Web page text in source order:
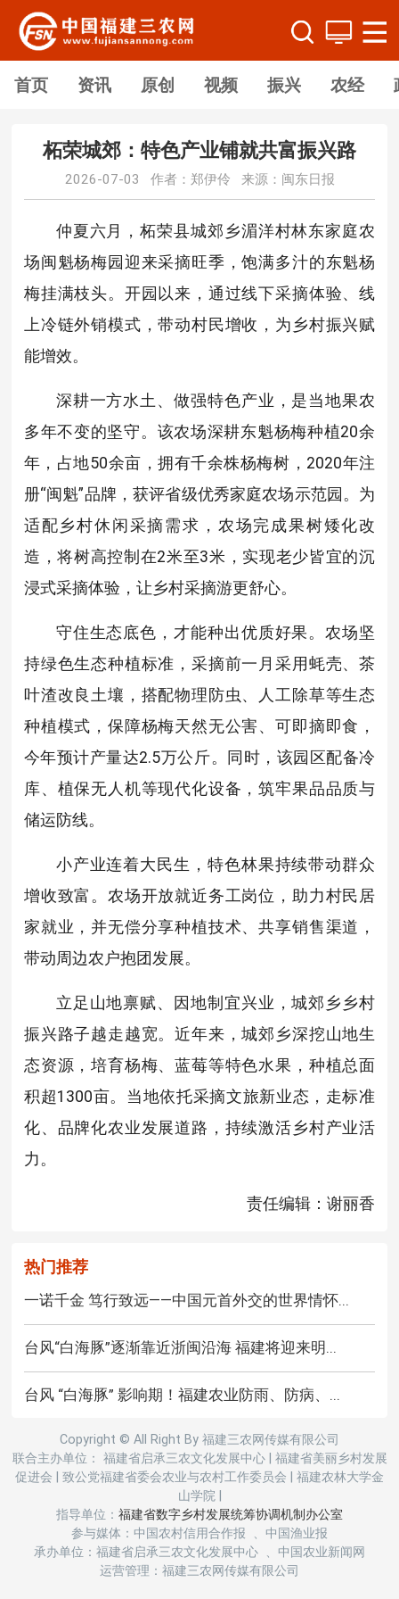
首页 资讯 原创 视频 振兴 农经
柘荣城郊：特色产业铺就共富振兴路
2026-07-03 作者：郑伊伶 来源：闽东日报
仲夏六月，柘荣县城郊乡湄洋村林东家庭农
场闽魁杨梅园迎来采摘旺季，饱满多汁的东魁杨
梅挂满枝头。开园以来，通过线下采摘体验、线
上冷链外销模式，带动村民增收，为乡村振兴赋
能增效。
深耕一方水土、做强特色产业，是当地果农
多年不变的坚守。该农场深耕东魁杨梅种植20余
年，占地50余亩，拥有千余株杨梅树，2020年注
册“闽魁”品牌，获评省级优秀家庭农场示范园。为
适配乡村休闲采摘需求，农场完成果树矮化改
造，将树高控制在2米至3米，实现老少皆宜的沉
浸式采摘体验，让乡村采摘游更舒心。
守住生态底色，才能种出优质好果。农场坚
持绿色生态种植标准，采摘前一月采用蚝壳、茶
叶渣改良土壤，搭配物理防虫、人工除草等生态
种植模式，保障杨梅天然无公害、可即摘即食，
今年预计产量达2.5万公斤。同时，该园区配备冷
库、植保无人机等现代化设备，筑牢果品品质与
储运防线。
小产业连着大民生，特色林果持续带动群众
增收致富。农场开放就近务工岗位，助力村民居
家就业，并无偿分享种植技术、共享销售渠道，
带动周边农户抱团发展。
立足山地禀赋、因地制宜兴业，城郊乡乡村
振兴路子越走越宽。近年来，城郊乡深挖山地生
态资源，培育杨梅、蓝莓等特色水果，种植总面
积超1300亩。当地依托采摘文旅新业态，走标准
化、品牌化农业发展道路，持续激活乡村产业活
力。
责任编辑：谢丽香
热门推荐
一诺千金 笃行致远——中国元首外交的世界情怀...
台风“白海豚”逐渐靠近浙闽沿海 福建将迎来明...
台风 “白海豚” 影响期！福建农业防雨、防病、...
Copyright © All Right By 福建三农网传媒有限公司
联合主办单位： 福建省启承三农文化发展中心
福建省美丽乡村发展
促进会
致公党福建省委会农业与农村工作委员会
福建农林大学金
山学院
指导单位： 福建省数字乡村发展统筹协调机制办公室
参与媒体：中国农村信用合作报 、中国渔业报
承办单位：福建省启承三农文化发展中心 、中国农业新闻网
运营管理：福建三农网传媒有限公司